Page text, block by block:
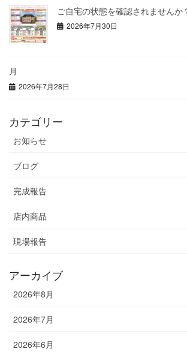
ご自宅の状態を確認されませんか
2026年7月30日
月
2026年7月28日
カテゴリー
お知らせ
ブログ
完成報告
店内商品
現場報告
アーカイブ
2026年8月
2026年7月
2026年6月